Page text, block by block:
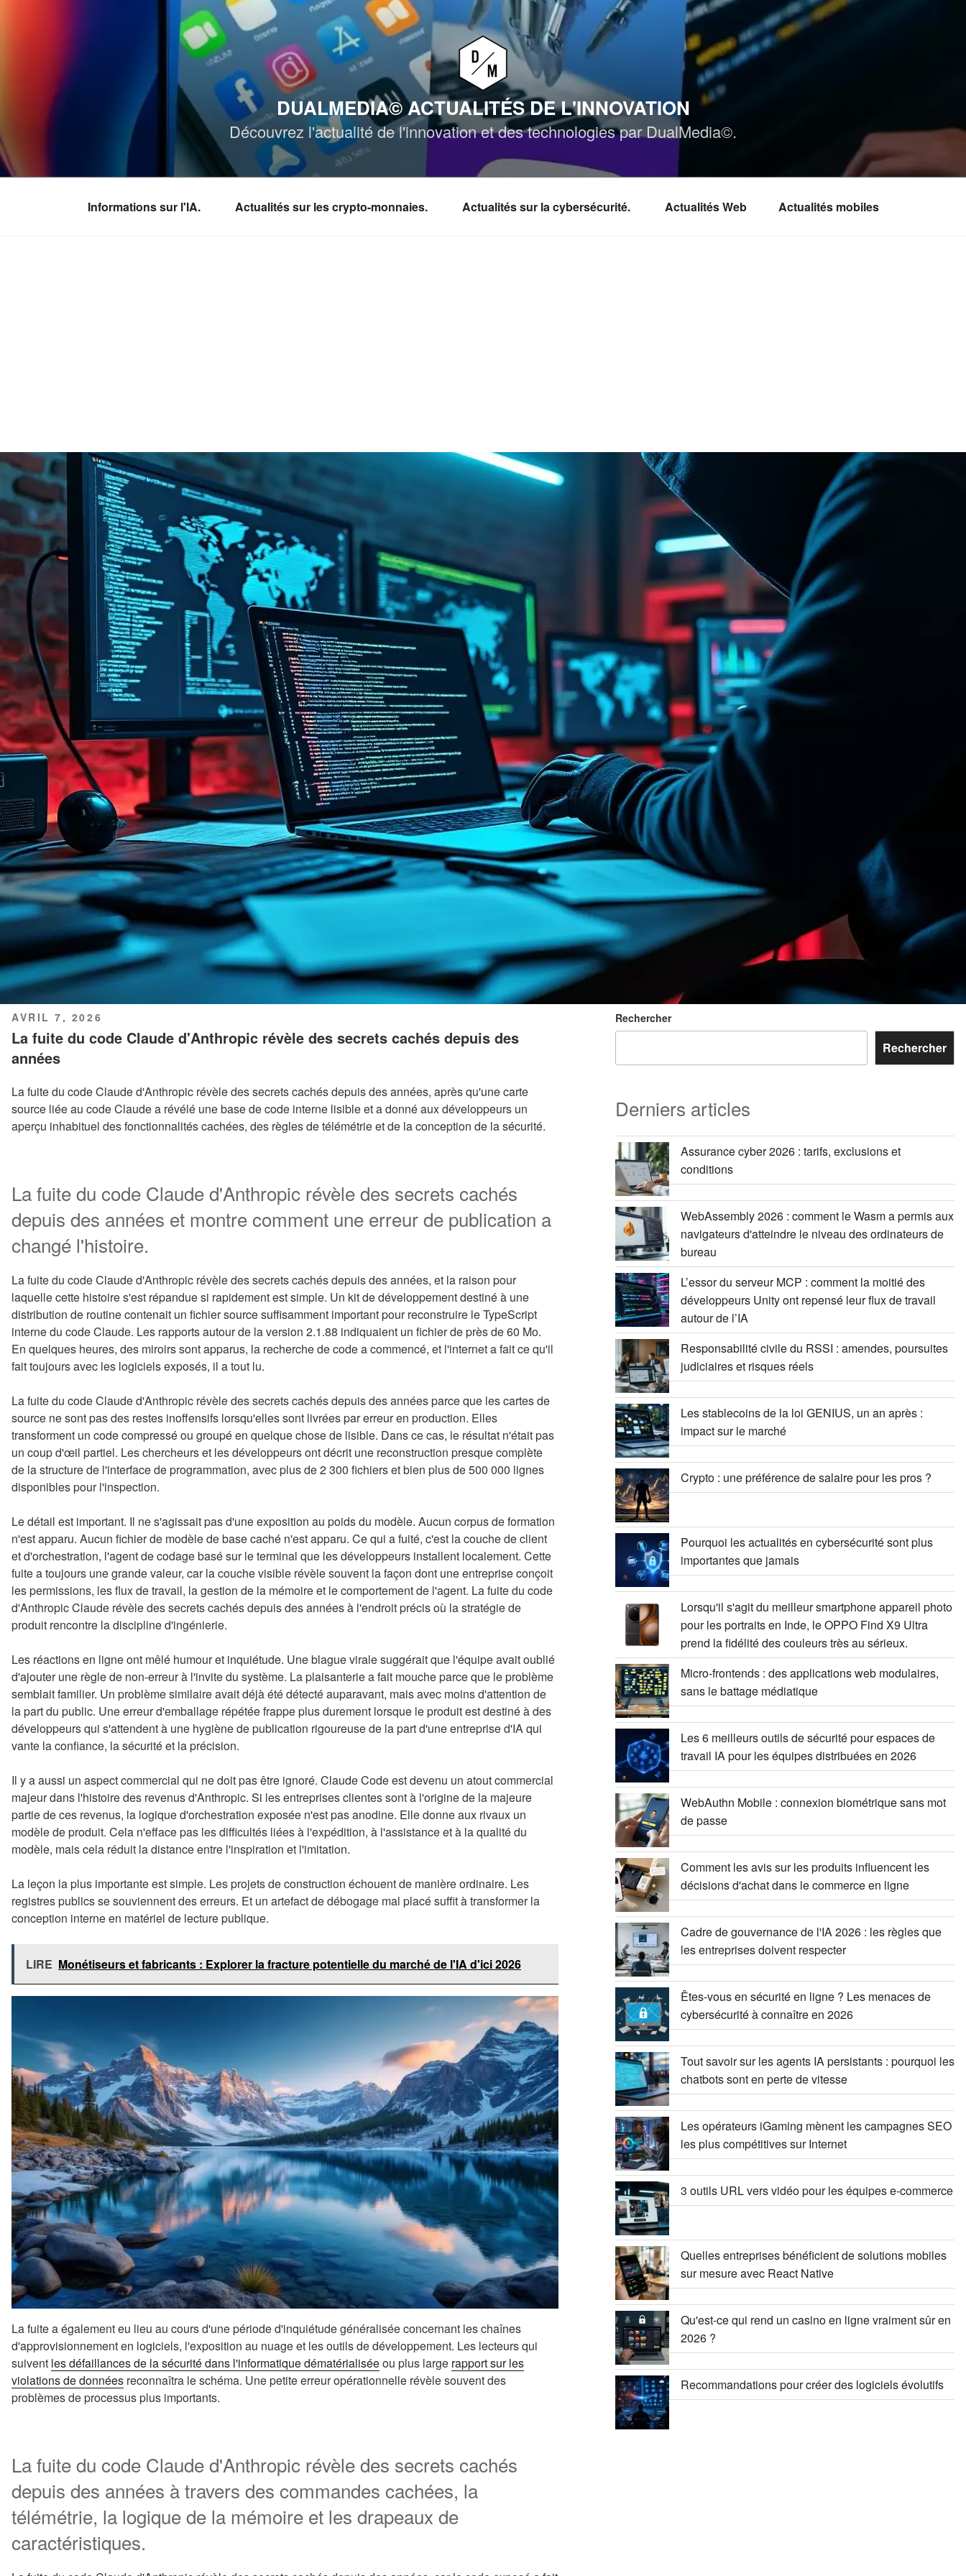
DUALMEDIA© ACTUALITÉS DE L'INNOVATION
Découvrez l'actualité de l'innovation et des technologies par DualMedia©.
Informations sur l'IA. Actualités sur les crypto-monnaies. Actualités sur la cybersécurité. Actualités Web Actualités mobiles
PUBLIÉ
LE
AVRIL 7, 2026
La fuite du code Claude d'Anthropic révèle des secrets cachés depuis des
années
La fuite du code Claude d'Anthropic révèle des secrets cachés depuis des années, après qu'une carte
source liée au code Claude a révélé une base de code interne lisible et a donné aux développeurs un
aperçu inhabituel des fonctionnalités cachées, des règles de télémétrie et de la conception de la sécurité.
La fuite du code Claude d'Anthropic révèle des secrets cachés
depuis des années et montre comment une erreur de publication a
changé l'histoire.
La fuite du code Claude d'Anthropic révèle des secrets cachés depuis des années, et la raison pour
laquelle cette histoire s'est répandue si rapidement est simple. Un kit de développement destiné à une
distribution de routine contenait un fichier source suffisamment important pour reconstruire le TypeScript
interne du code Claude. Les rapports autour de la version 2.1.88 indiquaient un fichier de près de 60 Mo.
En quelques heures, des miroirs sont apparus, la recherche de code a commencé, et l'internet a fait ce qu'il
fait toujours avec les logiciels exposés, il a tout lu.
La fuite du code Claude d'Anthropic révèle des secrets cachés depuis des années parce que les cartes de
source ne sont pas des restes inoffensifs lorsqu'elles sont livrées par erreur en production. Elles
transforment un code compressé ou groupé en quelque chose de lisible. Dans ce cas, le résultat n'était pas
un coup d'œil partiel. Les chercheurs et les développeurs ont décrit une reconstruction presque complète
de la structure de l'interface de programmation, avec plus de 2 300 fichiers et bien plus de 500 000 lignes
disponibles pour l'inspection.
Le détail est important. Il ne s'agissait pas d'une exposition au poids du modèle. Aucun corpus de formation
n'est apparu. Aucun fichier de modèle de base caché n'est apparu. Ce qui a fuité, c'est la couche de client
et d'orchestration, l'agent de codage basé sur le terminal que les développeurs installent localement. Cette
fuite a toujours une grande valeur, car la couche visible révèle souvent la façon dont une entreprise conçoit
les permissions, les flux de travail, la gestion de la mémoire et le comportement de l'agent. La fuite du code
d'Anthropic Claude révèle des secrets cachés depuis des années à l'endroit précis où la stratégie de
produit rencontre la discipline d'ingénierie.
Les réactions en ligne ont mêlé humour et inquiétude. Une blague virale suggérait que l'équipe avait oublié
d'ajouter une règle de non-erreur à l'invite du système. La plaisanterie a fait mouche parce que le problème
semblait familier. Un problème similaire avait déjà été détecté auparavant, mais avec moins d'attention de
la part du public. Une erreur d'emballage répétée frappe plus durement lorsque le produit est destiné à des
développeurs qui s'attendent à une hygiène de publication rigoureuse de la part d'une entreprise d'IA qui
vante la confiance, la sécurité et la précision.
Il y a aussi un aspect commercial qui ne doit pas être ignoré. Claude Code est devenu un atout commercial
majeur dans l'histoire des revenus d'Anthropic. Si les entreprises clientes sont à l'origine de la majeure
partie de ces revenus, la logique d'orchestration exposée n'est pas anodine. Elle donne aux rivaux un
modèle de produit. Cela n'efface pas les difficultés liées à l'expédition, à l'assistance et à la qualité du
modèle, mais cela réduit la distance entre l'inspiration et l'imitation.
La leçon la plus importante est simple. Les projets de construction échouent de manière ordinaire. Les
registres publics se souviennent des erreurs. Et un artefact de débogage mal placé suffit à transformer la
conception interne en matériel de lecture publique.
LIRE Monétiseurs et fabricants : Explorer la fracture potentielle du marché de l'IA d'ici 2026
La fuite a également eu lieu au cours d'une période d'inquiétude généralisée concernant les chaînes
d'approvisionnement en logiciels, l'exposition au nuage et les outils de développement. Les lecteurs qui
suivent les défaillances de la sécurité dans l'informatique dématérialiséeou plus large rapport sur les
violations de données reconnaîtra le schéma. Une petite erreur opérationnelle révèle souvent des
problèmes de processus plus importants.
La fuite du code Claude d'Anthropic révèle des secrets cachés
depuis des années à travers des commandes cachées, la
télémétrie, la logique de la mémoire et les drapeaux de
caractéristiques.
Rechercher
Rechercher
Derniers articles
Assurance cyber 2026 : tarifs, exclusions et
conditions
WebAssembly 2026 : comment le Wasm a permis aux
navigateurs d'atteindre le niveau des ordinateurs de
bureau
L’essor du serveur MCP : comment la moitié des
développeurs Unity ont repensé leur flux de travail
autour de l’IA
Responsabilité civile du RSSI : amendes, poursuites
judiciaires et risques réels
Les stablecoins de la loi GENIUS, un an après :
impact sur le marché
Crypto : une préférence de salaire pour les pros ?
Pourquoi les actualités en cybersécurité sont plus
importantes que jamais
Lorsqu'il s'agit du meilleur smartphone appareil photo
pour les portraits en Inde, le OPPO Find X9 Ultra
prend la fidélité des couleurs très au sérieux.
Micro-frontends : des applications web modulaires,
sans le battage médiatique
Les 6 meilleurs outils de sécurité pour espaces de
travail IA pour les équipes distribuées en 2026
WebAuthn Mobile : connexion biométrique sans mot
de passe
Comment les avis sur les produits influencent les
décisions d'achat dans le commerce en ligne
Cadre de gouvernance de l'IA 2026 : les règles que
les entreprises doivent respecter
Êtes-vous en sécurité en ligne ? Les menaces de
cybersécurité à connaître en 2026
Tout savoir sur les agents IA persistants : pourquoi les
chatbots sont en perte de vitesse
Les opérateurs iGaming mènent les campagnes SEO
les plus compétitives sur Internet
3 outils URL vers vidéo pour les équipes e-commerce
Quelles entreprises bénéficient de solutions mobiles
sur mesure avec React Native
Qu'est-ce qui rend un casino en ligne vraiment sûr en
2026 ?
Recommandations pour créer des logiciels évolutifs